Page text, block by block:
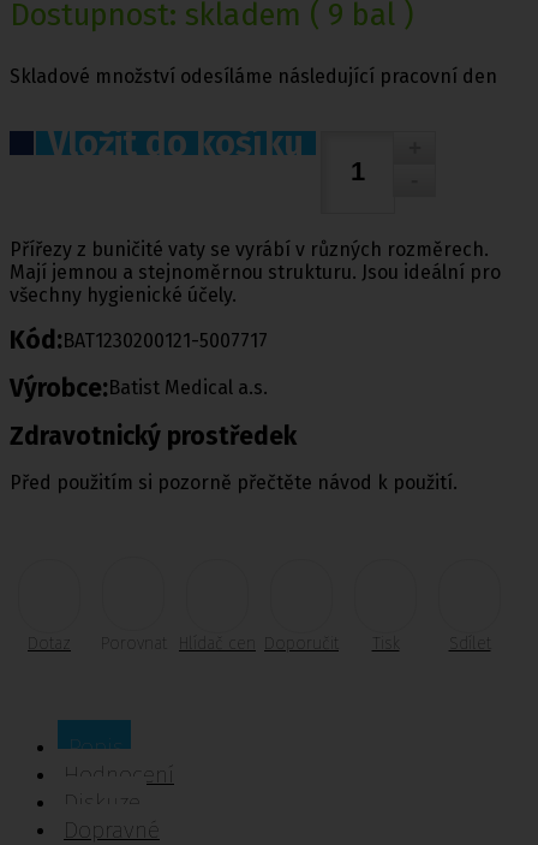
Dostupnost: skladem ( 9 bal )
Skladové množství odesíláme následující pracovní den
Vložit do košíku
Přířezy z buničité vaty se vyrábí v různých rozměrech.
Mají jemnou a stejnoměrnou strukturu. Jsou ideální pro
všechny hygienické účely.
Kód:BAT1230200121-5007717
Výrobce:Batist Medical a.s.
Zdravotnický prostředek
Před použitím si pozorně přečtěte návod k použití.
Dotaz Porovnat Doporučit Tisk Sdílet
Popis
Hodnocení
Diskuze
Dopravné